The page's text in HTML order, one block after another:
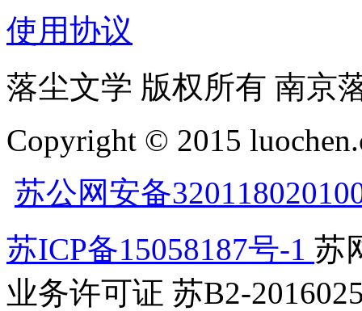
使用协议
落尘文学 版权所有 南京
Copyright © 2015
苏公网安备
苏ICP备15058187号-1 苏
业务许可证 苏B2-